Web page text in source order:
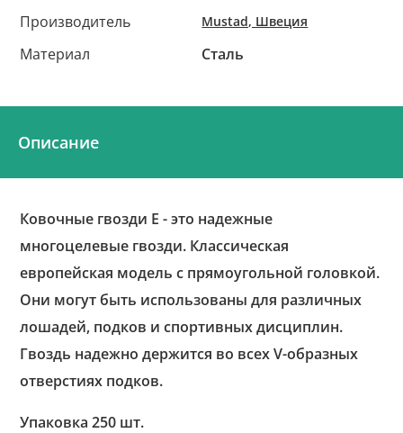
Производитель
Mustad, Швеция
Материал Сталь
Описание
Ковочные гвозди Е - это надежные
многоцелевые гвозди. Классическая
европейская модель с прямоугольной головкой.
Они могут быть использованы для различных
лошадей, подков и спортивных дисциплин.
Гвоздь надежно держится во всех V-образных
отверстиях подков.
Упаковка 250 шт.